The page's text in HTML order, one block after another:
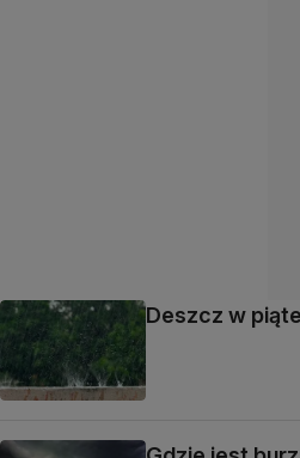
Deszcz w